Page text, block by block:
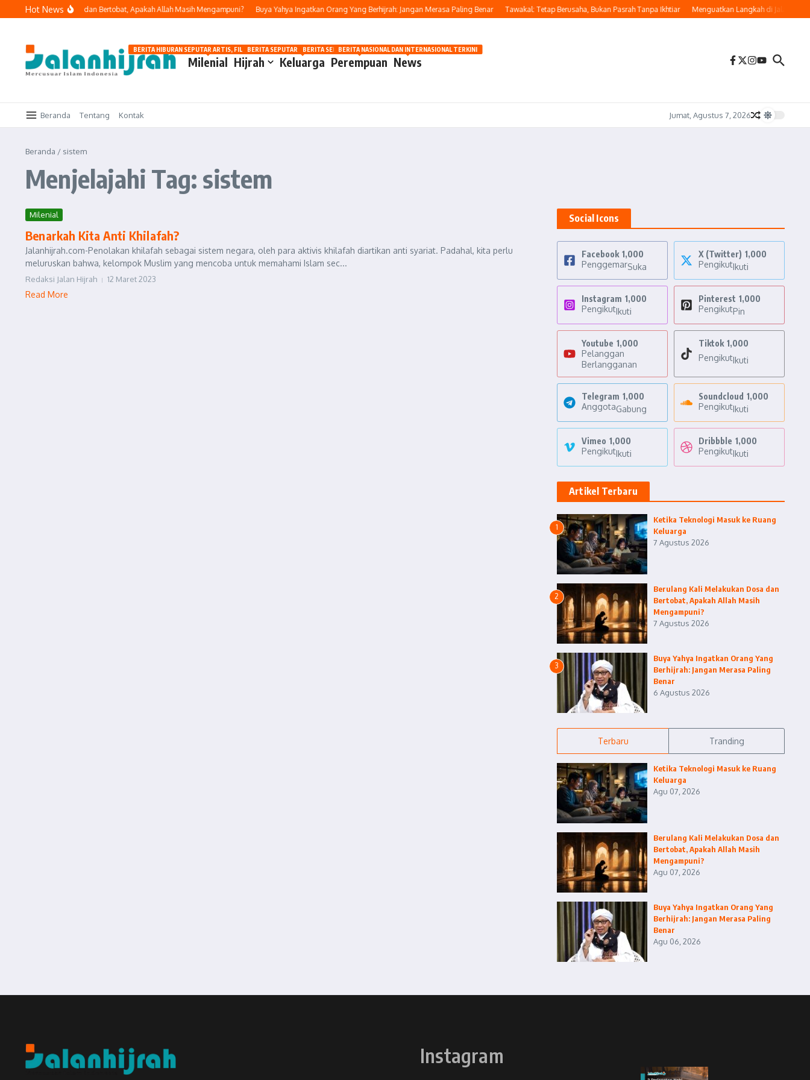
Lewati ke konten
Hot News
Kali Melakukan Dosa dan Bertobat, Apakah Allah Masih Mengampuni? Buya Yahya Ingatkan Orang Yang Berhijrah: Jangan Merasa Paling Benar Tawakal: Tetap Berusaha, Bukan Pasrah Tanpa Ikhtiar Menguatkan Langkah di Jalan
Milenial
BERITA HIBURAN SEPUTAR ARTIS, FILM, DAN GOSIP
Hijrah Keluarga
BERITA SEPUTAR OTOMOTIF HARI INI
Perempuan
BERITA SEPUTAR KECANTIKAN WANITA
News
BERITA NASIONAL DAN INTERNASIONAL TERKINI
Beranda Tentang Kontak Jumat, Agustus 7, 2026
Beranda / sistem
Menjelajahi Tag: sistem
Milenial
Benarkah Kita Anti Khilafah?
Jalanhijrah.com-Penolakan khilafah sebagai sistem negara, oleh para aktivis khilafah diartikan anti syariat. Padahal, kita perlu
meluruskan bahwa, kelompok Muslim yang mencoba untuk memahami Islam sec...
Redaksi Jalan Hijrah 12 Maret 2023
Read More
Social Icons
Facebook 1,000
PenggemarSuka
X (Twitter) 1,000
PengikutIkuti
Instagram 1,000
PengikutIkuti
Pinterest 1,000
PengikutPin
Youtube 1,000
Pelanggan
Berlangganan
Tiktok 1,000
PengikutIkuti
Telegram 1,000
AnggotaGabung
Soundcloud 1,000
PengikutIkuti
Vimeo 1,000
PengikutIkuti
Dribbble 1,000
PengikutIkuti
Artikel Terbaru
1
Ketika Teknologi Masuk ke Ruang
Keluarga
7 Agustus 2026
2
Berulang Kali Melakukan Dosa dan
Bertobat, Apakah Allah Masih
Mengampuni?
7 Agustus 2026
3
Buya Yahya Ingatkan Orang Yang
Berhijrah: Jangan Merasa Paling
Benar
6 Agustus 2026
Terbaru Tranding
Ketika Teknologi Masuk ke Ruang
Keluarga
Agu 07, 2026
Berulang Kali Melakukan Dosa dan
Bertobat, Apakah Allah Masih
Mengampuni?
Agu 07, 2026
Buya Yahya Ingatkan Orang Yang
Berhijrah: Jangan Merasa Paling
Benar
Agu 06, 2026
Instagram